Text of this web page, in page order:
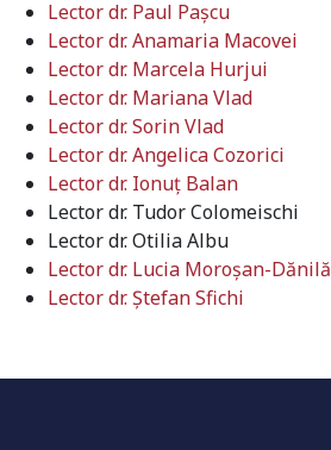
Lector dr. Paul Paşcu
Lector dr. Anamaria Macovei
Lector dr. Marcela Hurjui
Lector dr. Mariana Vlad
Lector dr. Sorin Vlad
Lector dr. Angelica Cozorici
Lector dr. Ionuţ Balan
Lector dr. Tudor Colomeischi
Lector dr. Otilia Albu
Lector dr. Lucia Moroşan-Dănilă
Lector dr. Ștefan Sfichi